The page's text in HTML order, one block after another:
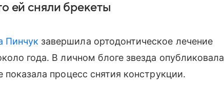
ей сняли брекеты
Пинчук завершила ортодонтическое лечение
года. В личном блоге звезда опубликовала
показала процесс снятия конструкции.